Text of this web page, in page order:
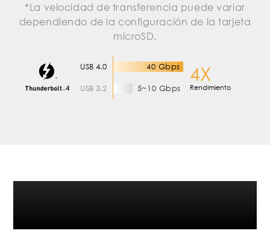
*La velocidad de transferencia puede variar
dependiendo de la configuración de la tarjeta
microSD.
USB 4.0 40 Gbps
USB 3.2 5~10 Gbps
4X
Rendimiento